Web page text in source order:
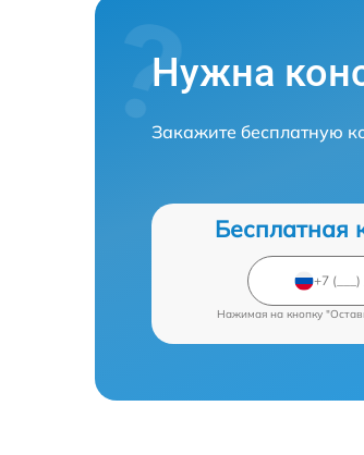
Нужна
Закажите бесплатную
Бесплатная
Нажимая на кнопку